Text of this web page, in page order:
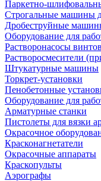
Паркетно-
Строгальные машины
Дробеструйные
Оборудование для
Растворонасосы
Растворосмесители
Штукатурные машины
Торкрет-установки
Пенобетонные
Оборудование для
Арматурные станки
Пистолеты для вязки
Окрасочное
Красконагнетатели
Окрасочные аппараты
Краскопульты
Аэрографы